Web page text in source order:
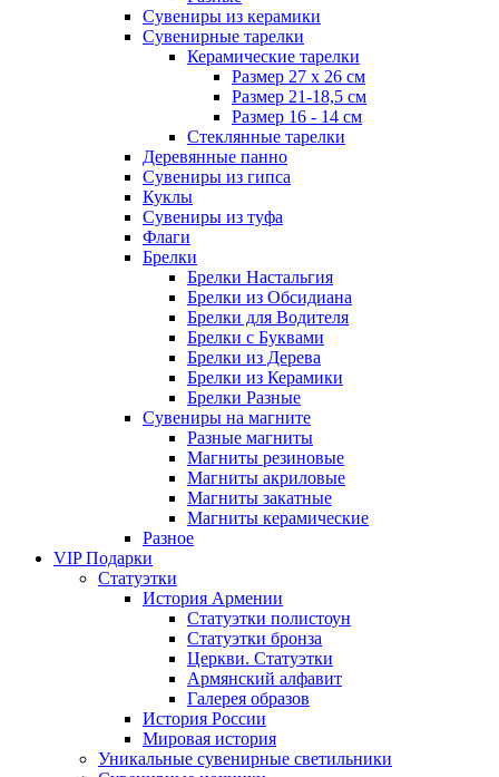
Сувениры из керамики
Сувенирные тарелки
Керамические тарелки
Размер 27 х 26 см
Размер 21-18,5 см
Размер 16 - 14 см
Стеклянные тарелки
Деревянные панно
Сувениры из гипса
Куклы
Сувениры из туфа
Флаги
Брелки
Брелки Настальгия
Брелки из Обсидиана
Брелки для Водителя
Брелки с Буквами
Брелки из Дерева
Брелки из Керамики
Брелки Разные
Сувениры на магните
Разные магниты
Магниты резиновые
Магниты акриловые
Магниты закатные
Магниты керамические
Разное
VIP Подарки
Статуэтки
История Армении
Статуэтки полистоун
Статуэтки бронза
Церкви. Статуэтки
Армянский алфавит
Галерея образов
История России
Мировая история
Уникальные сувенирные светильники